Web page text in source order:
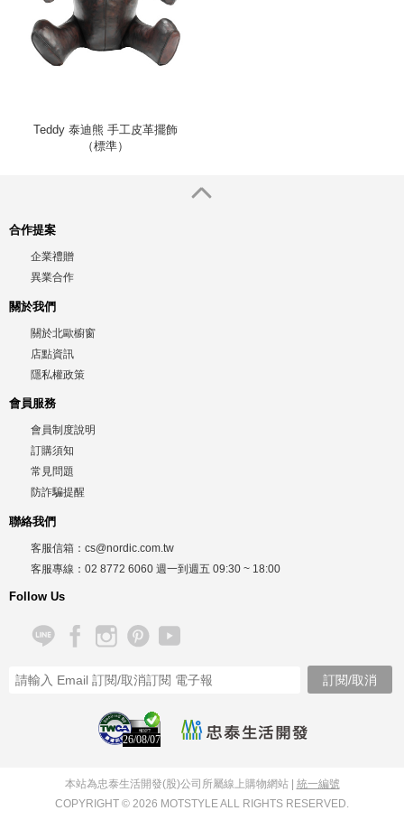
Teddy 泰迪熊 手工皮革擺飾
（標準）
合作提案
企業禮贈
異業合作
關於我們
關於北歐櫥窗
店點資訊
隱私權政策
會員服務
會員制度說明
訂購須知
常見問題
防詐騙提醒
聯絡我們
客服信箱： cs@nordic.com.tw
客服專線： 02 8772 6060 週一到週五 09:30 ~ 18:00
Follow Us
26/08/07
本站為忠泰生活開發(股)公司所屬線上購物網站 | 統一編號
COPYRIGHT © 2026 MOTSTYLE ALL RIGHTS RESERVED.